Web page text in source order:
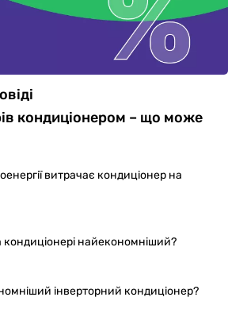
кондиціонером – що може
витрачає кондиціонер на
найекономніший?
інверторний кондиціонер?